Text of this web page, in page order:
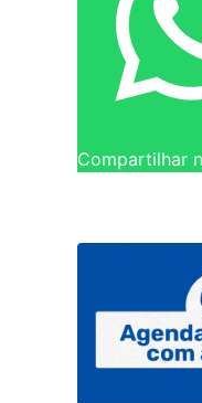
Compartilhar